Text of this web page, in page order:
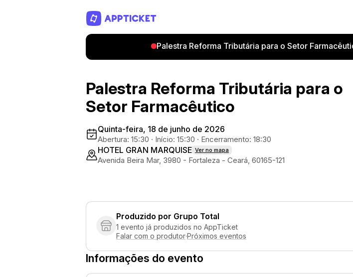
Palestra Reforma Tributária para o Setor
Palestra Reforma Tributária para o
Setor Farmacêutico
Quinta-feira, 18 de junho de 2026
Abertura: 15:30 · Início: 15:30 · Encerramento: 18:30
HOTEL GRAN MARQUISE Ver no mapa
Avenida Beira Mar, 3980 - Fortaleza - Ceará, 60165-121
Produzido por Grupo Total
1 evento já produzidos no AppTicket
Falar com o produtor·Próximos eventos
Informações do evento